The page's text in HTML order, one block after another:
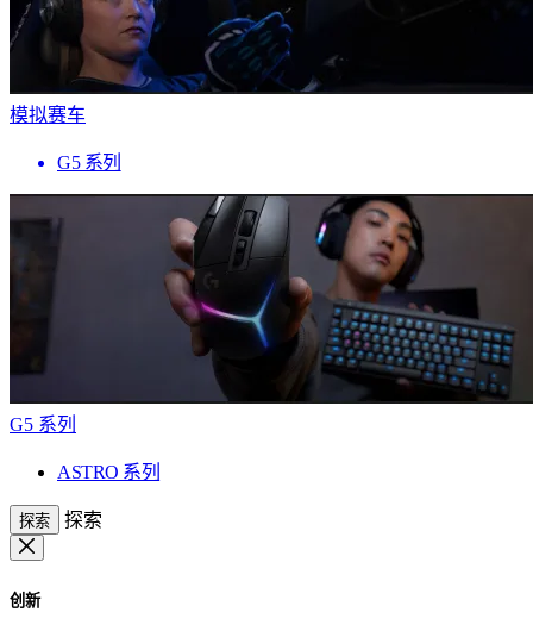
模拟赛车
G5 系列
G5 系列
ASTRO 系列
探索 探索
创新